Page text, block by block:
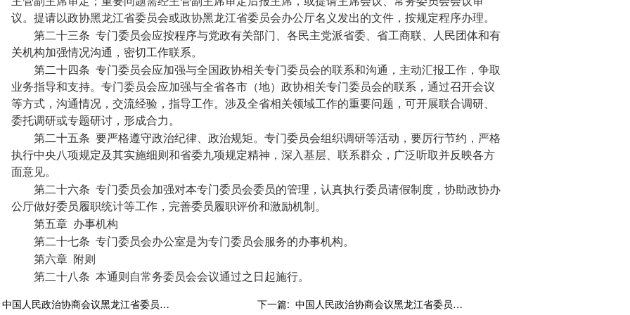
议。提请以政协黑龙江省委员会或政协黑龙江省委员会办公厅名义发出的文件，按规定程序办理。
第二十三条 专门委员会应按程序与党政有关部门、各民主党派省委、省工商联、人民团体和有
关机构加强情况沟通，密切工作联系。
第二十四条 专门委员会应加强与全国政协相关专门委员会的联系和沟通，主动汇报工作，争取
业务指导和支持。专门委员会应加强与全省各市（地）政协相关专门委员会的联系，通过召开会议
等方式，沟通情况，交流经验，指导工作。涉及全省相关领域工作的重要问题，可开展联合调研、
委托调研或专题研讨，形成合力。
第二十五条 要严格遵守政治纪律、政治规矩。专门委员会组织调研等活动，要厉行节约，严格
执行中央八项规定及其实施细则和省委九项规定精神，深入基层、联系群众，广泛听取并反映各方
面意见。
第二十六条 专门委员会加强对本专门委员会委员的管理，认真执行委员请假制度，协助政协办
公厅做好委员履职统计等工作，完善委员履职评价和激励机制。
第五章 办事机构
第二十七条 专门委员会办公室是为专门委员会服务的办事机构。
第六章
附则
第二十八条 本通则自常务委员会会议通过之日起施行。
中国人民政治协商会议黑龙江省委员会提案工作条例 下一篇: 中国人民政治协商会议黑龙江省委员会常务委员会工作规则